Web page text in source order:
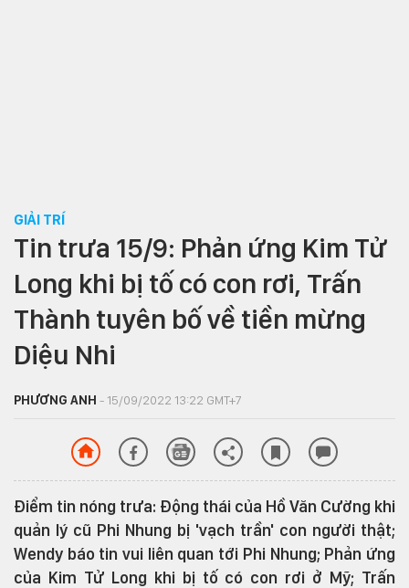
GIẢI TRÍ
Tin trưa 15/9: Phản ứng Kim Tử
Long khi bị tố có con rơi, Trấn
Thành tuyên bố về tiền mừng
Diệu Nhi
PHƯƠNG ANH - 15/09/2022 13:22 GMT+7
Điểm tin nóng trưa: Động thái của Hồ Văn Cường khi
quản lý cũ Phi Nhung bị 'vạch trần' con người thật;
Wendy báo tin vui liên quan tới Phi Nhung; Phản ứng
của Kim Tử Long khi bị tố có con rơi ở Mỹ; Trấn